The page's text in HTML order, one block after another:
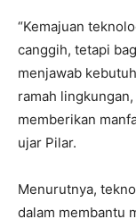
“Kemajuan
canggih, tetapi
menjawab
ramah
memberikan
ujar Pilar.
Menurutnya,
dalam membantu